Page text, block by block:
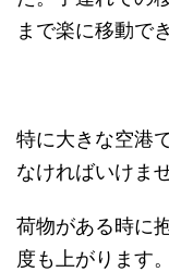
まで楽に移動で
特に大きな空港
なければいけませ
荷物がある時に
度も上がります。